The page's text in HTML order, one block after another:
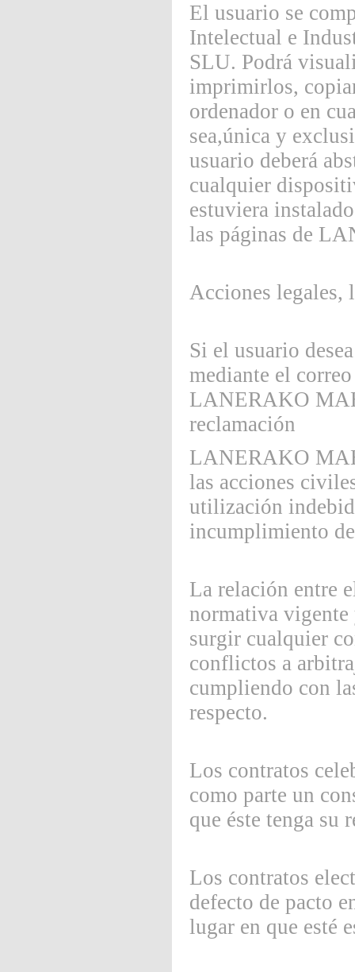
El usuario se
Intelectual e
SLU. Podrá
imprimirlos,
ordenador o en
sea,única y
usuario deberá
cualquier
estuviera
las páginas de
Acciones
Si el usuario
mediante el
LANERAKO
reclamación
LANERAKO
las acciones
utilización
incumplimiento
La relación entre
normativa
surgir cualquier
conflictos a
cumpliendo con
respecto.
Los contratos
como parte un
que éste tenga su
Los contratos
defecto de pacto
lugar en que esté